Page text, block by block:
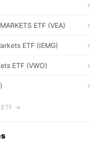
ETF (VEA)
ETF (IEMG)
ETF (VWO)
→